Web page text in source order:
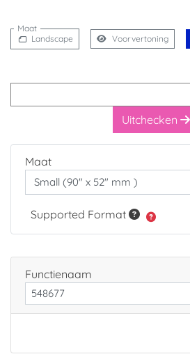
Maat
Landscape
Voorvertoning
Uitchecken
Maat
Supported Format
Functienaam